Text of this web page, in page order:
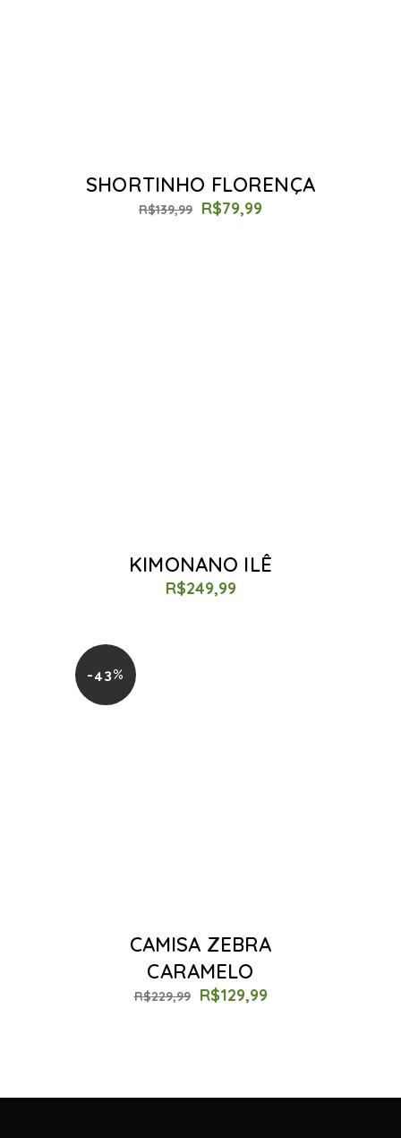
SHORTINHO FLORENÇA
R$139,99 R$79,99
KIMONANO ILÊ
R$249,99
-43%
CAMISA ZEBRA
CARAMELO
R$229,99 R$129,99